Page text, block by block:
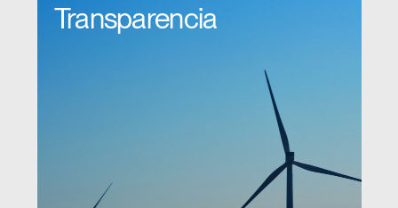
Transparencia